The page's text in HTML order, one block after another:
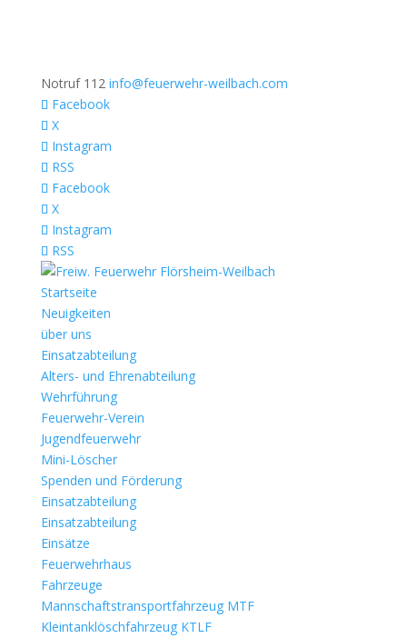
Notruf 112 info@feuerwehr-weilbach.com
Facebook
X
Instagram
RSS
Facebook
X
Instagram
RSS
Startseite
Neuigkeiten
über uns
Einsatzabteilung
Alters- und Ehrenabteilung
Wehrführung
Feuerwehr-Verein
Jugendfeuerwehr
Mini-Löscher
Spenden und Förderung
Einsatzabteilung
Einsatzabteilung
Einsätze
Feuerwehrhaus
Fahrzeuge
Mannschaftstransportfahrzeug MTF
Kleintanklöschfahrzeug KTLF